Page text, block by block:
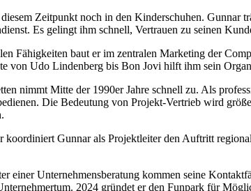
Zeitpunkt noch in den Kinderschuhen. Gunnar
Es gelingt ihm schnell, Vertrauen zu seinen
Fähigkeiten baut er im zentralen Marketing der
von Udo Lindenberg bis Bon Jovi hilft ihm sein
nimmt Mitte der 1990er Jahre schnell zu. Als
Die Bedeutung von Projekt-Vertrieb wird
Gunnar als Projektleiter den Auftritt
einer Unternehmensberatung kommen seine
2024 gründet er den Funpark für